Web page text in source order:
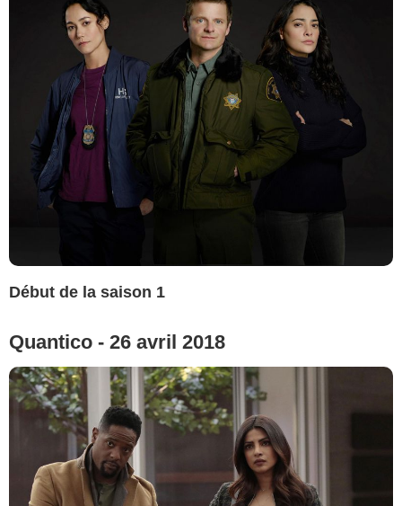
Début de la saison 1
Quantico - 26 avril 2018